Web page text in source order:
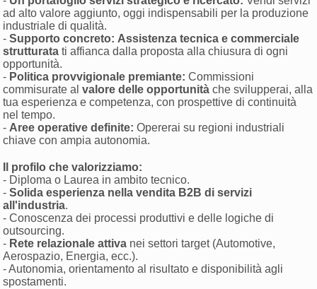
ad alto valore aggiunto, oggi indispensabili per la produzione
industriale di qualità.
-Supporto concreto: Assistenza tecnica e commerciale
strutturata ti affianca dalla proposta alla chiusura di ogni
opportunità.
- Politica provvigionale premiante: Commissioni
commisurate alvalore delle opportunità che svilupperai, alla
tua esperienza e competenza, con prospettive di continuità
nel tempo.
- Aree operative definite: Opererai su regioni industriali
chiave con ampia autonomia.
Il profilo che valorizziamo:
- Diploma o Laurea in ambito tecnico.
-Solida esperienza nella vendita B2B di servizi
all'industria.
- Conoscenza dei processi produttivi e delle logiche di
outsourcing.
- Rete relazionale attiva nei settori target (Automotive,
Aerospazio, Energia, ecc.).
- Autonomia, orientamento al risultato e disponibilità agli
spostamenti.